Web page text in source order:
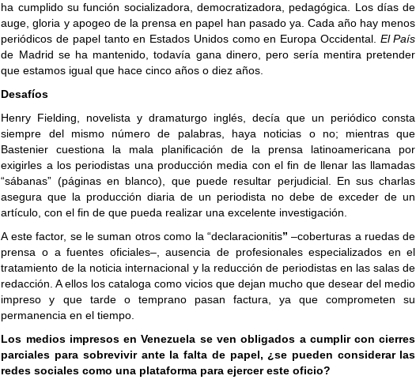
ha cumplido su función socializadora, democratizadora, pedagógica. Los días de
auge, gloria y apogeo de la prensa en papel han pasado ya. Cada año hay menos
periódicos de papel tanto en Estados Unidos como en Europa Occidental. El País
de Madrid se ha mantenido, todavía gana dinero, pero sería mentira pretender
que estamos igual que hace cinco años o diez años.
Desafíos
Henry Fielding, novelista y dramaturgo inglés, decía que un periódico consta
siempre del mismo número de palabras, haya noticias o no; mientras que
Bastenier cuestiona la mala planificación de la prensa latinoamericana por
exigirles a los periodistas una producción media con el fin de llenar las llamadas
“sábanas” (páginas en blanco), que puede resultar perjudicial. En sus charlas
asegura que la producción diaria de un periodista no debe de exceder de un
artículo, con el fin de que pueda realizar una excelente investigación.
A este factor, se le suman otros como la “declaracionitis” –coberturas a ruedas de
prensa o a fuentes oficiales–, ausencia de profesionales especializados en el
tratamiento de la noticia internacional y la reducción de periodistas en las salas de
redacción. A ellos los cataloga como vicios que dejan mucho que desear del medio
impreso y que tarde o temprano pasan factura, ya que comprometen su
permanencia en el tiempo.
Los medios impresos en Venezuela se ven obligados a cumplir con cierres
parciales para sobrevivir ante la falta de papel, ¿se pueden considerar las
redes sociales como una plataforma para ejercer este oficio?